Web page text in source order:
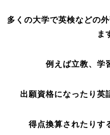
多くの大学で英検などの
ま
例えば立教、学
出願資格になったり英
得点換算されたりす